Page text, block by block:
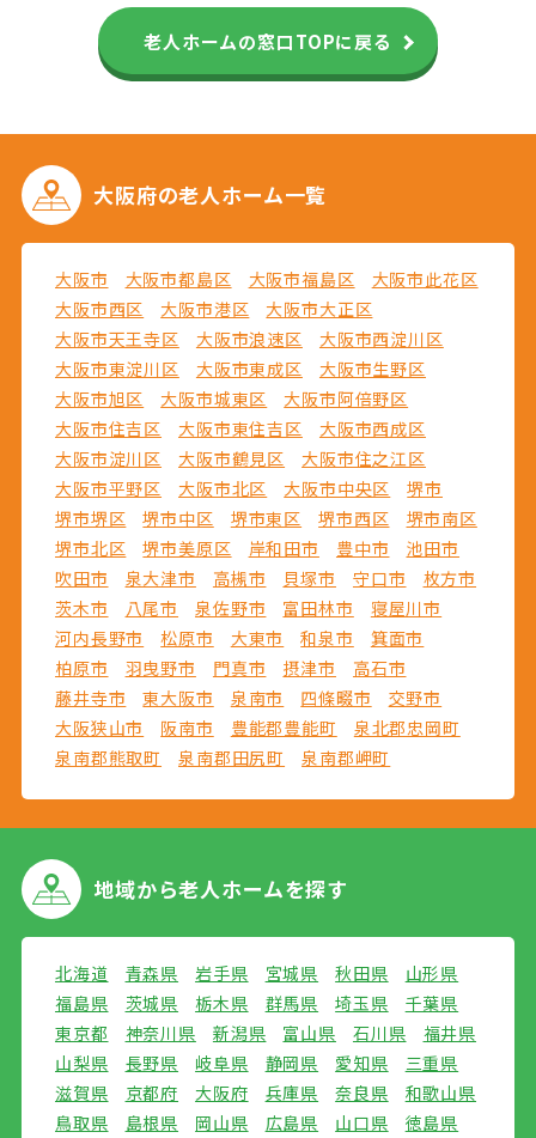
老人ホームの窓口TOPに戻る
大阪府の老人ホーム一覧
大阪市 大阪市都島区 大阪市福島区
大阪市此花区
大阪市西区
大阪市港区
大阪市大正区
大阪市天王寺区
大阪市浪速区
大阪市西淀川区
大阪市東淀川区
大阪市東成区
大阪市生野区
大阪市旭区
大阪市城東区
大阪市阿倍野区
大阪市住吉区
大阪市東住吉区
大阪市西成区
大阪市淀川区
大阪市鶴見区
大阪市住之江区
大阪市平野区
大阪市北区 大阪市中央区
堺市
堺市堺区
堺市中区 堺市東区 堺市西区
堺市南区
堺市北区
堺市美原区 岸和田市 豊中市
池田市
吹田市
泉大津市 高槻市 貝塚市 守口市
枚方市
茨木市
八尾市 泉佐野市 富田林市
寝屋川市
河内長野市
松原市 大東市 和泉市
箕面市
柏原市
羽曳野市 門真市 摂津市
高石市
藤井寺市
東大阪市 泉南市 四條畷市
交野市
大阪狭山市
阪南市 豊能郡豊能町
泉北郡忠岡町
泉南郡熊取町
泉南郡田尻町 泉南郡岬町
地域から老人ホームを探す
北海道 青森県 岩手県 宮城県 秋田県
山形県
福島県
茨城県 栃木県 群馬県 埼玉県
千葉県
東京都
神奈川県 新潟県 富山県 石川県
福井県
山梨県
長野県 岐阜県 静岡県 愛知県
三重県
滋賀県
京都府 大阪府 兵庫県 奈良県
和歌山県
鳥取県
島根県 岡山県 広島県 山口県
徳島県